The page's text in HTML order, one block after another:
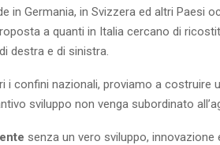
in Germania, in Svizzera ed altri Paesi
a quanti in Italia cercano di
di destra e di sinistra.
i confini nazionali, proviamo a costruire
sviluppo non venga subordinato
senza un vero sviluppo, innovazione